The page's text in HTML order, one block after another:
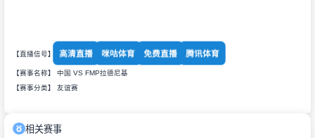
【直播信号】 高清直播 咪咕体育 免费直播 腾讯体育
【赛事名称】 中国 VS FMP拉德尼基
【赛事分类】 友谊赛
相关赛事